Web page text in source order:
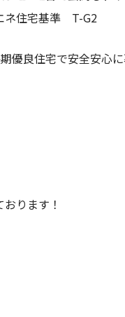
ネ住宅基準 T-G2
優良住宅で安全安心に
ります！